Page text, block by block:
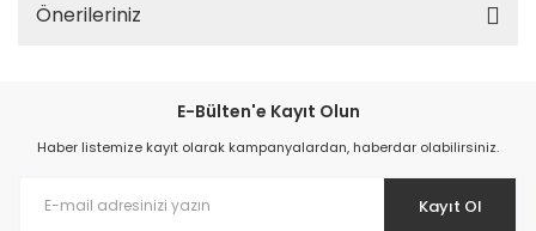
Önerileriniz
E-Bülten'e Kayıt Olun
Haber listemize kayıt olarak kampanyalardan, haberdar olabilirsiniz.
Kayıt Ol